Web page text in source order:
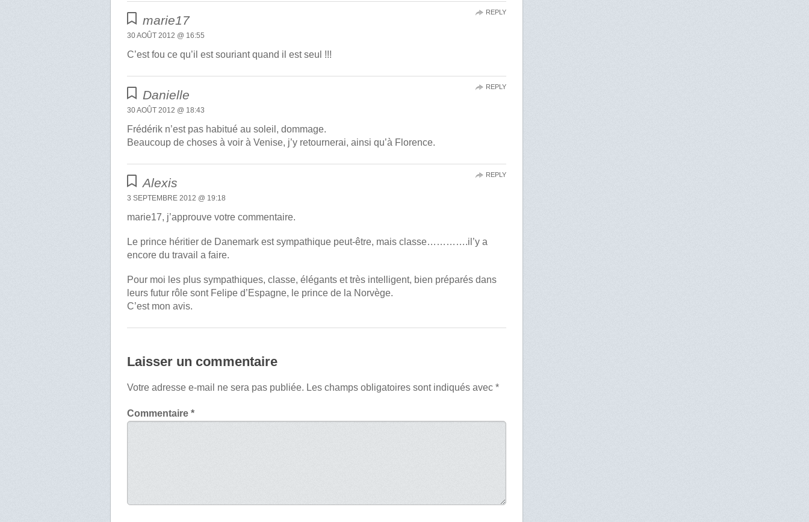
marie17
30 AOÛT 2012 @ 16:55
C’est fou ce qu’il est souriant quand il est seul !!!
REPLY
Danielle
30 AOÛT 2012 @ 18:43
Frédérik n’est pas habitué au soleil, dommage.
Beaucoup de choses à voir à Venise, j’y retournerai, ainsi qu’à Florence.
REPLY
Alexis
3 SEPTEMBRE 2012 @ 19:18
marie17, j’approuve votre commentaire.
Le prince héritier de Danemark est sympathique peut-être, mais classe………….il’y a
encore du travail a faire.
Pour moi les plus sympathiques, classe, élégants et très intelligent, bien préparés dans
leurs futur rôle sont Felipe d’Espagne, le prince de la Norvège.
C’est mon avis.
REPLY
Laisser un commentaire
Votre adresse e-mail ne sera pas publiée. Les champs obligatoires sont indiqués avec*
Commentaire*